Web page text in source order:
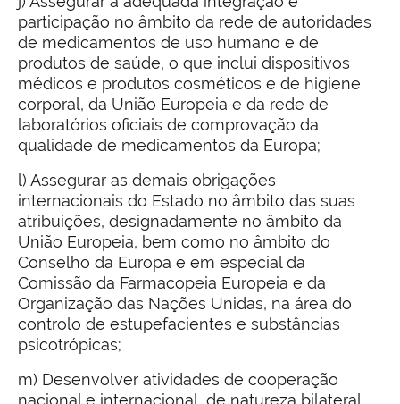
participação no âmbito da rede de autoridades
de medicamentos de uso humano e de
produtos de saúde, o que inclui dispositivos
médicos e produtos cosméticos e de higiene
corporal, da União Europeia e da rede de
laboratórios oficiais de comprovação da
qualidade de medicamentos da Europa;
l) Assegurar as demais obrigações
internacionais do Estado no âmbito das suas
atribuições, designadamente no âmbito da
União Europeia, bem como no âmbito do
Conselho da Europa e em especial da
Comissão da Farmacopeia Europeia e da
Organização das Nações Unidas, na área do
controlo de estupefacientes e substâncias
psicotrópicas;
m) Desenvolver atividades de cooperação